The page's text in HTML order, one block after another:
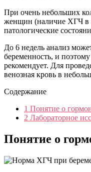
При очень небольших
женщин (наличие ХГЧ в
патологические
До 6 недель анализ
беременность, и
рекомендует. Для
венозная кровь в
Содержание
1 Понятие о
2 Лабораторное
Понятие о